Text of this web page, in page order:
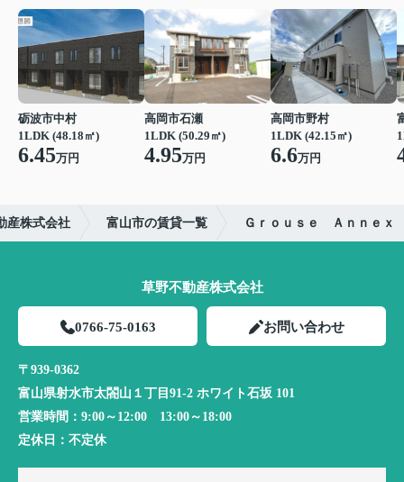
砺波市中村
1LDK (48.18㎡)
6.45万円
高岡市石瀬
1LDK (50.29㎡)
4.95万円
高岡市野村
1LDK (42.15㎡)
6.6万円
産株式会社 富山市の賃貸一覧 Ｇｒｏｕｓｅ Ａｎｎｅｘ
草野不動産株式会社
0766-75-0163 お問い合わせ
〒939-0362
富山県射水市太閤山１丁目91-2 ホワイト石坂 101
営業時間： 9:00～12:00 13:00～18:00
定休日： 不定休